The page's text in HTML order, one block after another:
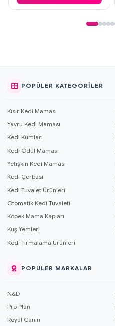
POPÜLER KATEGORILER
Kısır Kedi Maması
Yavru Kedi Maması
Kedi Kumları
Kedi Ödül Maması
Yetişkin Kedi Maması
Kedi Çorbası
Kedi Tuvalet Ürünleri
Otomatik Kedi Tuvaleti
Köpek Mama Kapları
Kuş Yemleri
Kedi Tırmalama Ürünleri
POPÜLER MARKALAR
N&D
Pro Plan
Royal Canin